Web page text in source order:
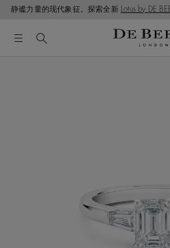
静谧力量的现代象征。探索全新 Lotus by DE